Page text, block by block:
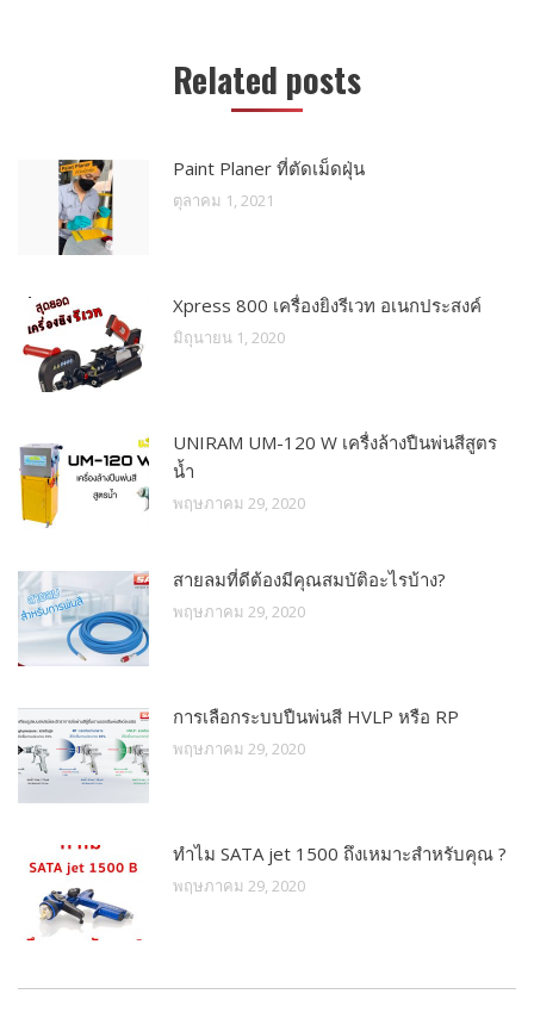
Related posts
Paint Planer ที่ตัดเม็ดฝุ่น
ตุลาคม 1, 2021
Xpress 800 เครื่องยิงรีเวท อเนกประสงค์
มิถุนายน 1, 2020
UNIRAM UM-120 W เครื่งล้างปืนพ่นสีสูตร
น้ำ
พฤษภาคม 29, 2020
สายลมที่ดีต้องมีคุณสมบัติอะไรบ้าง?
พฤษภาคม 29, 2020
การเลือกระบบปืนพ่นสี HVLP หรือ RP
พฤษภาคม 29, 2020
ทำไม SATA jet 1500 ถึงเหมาะสำหรับคุณ ?
พฤษภาคม 29, 2020